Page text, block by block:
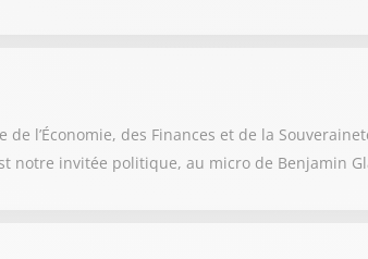
l’Économie, des Finances et de la
notre invitée politique, au micro de Benjamin